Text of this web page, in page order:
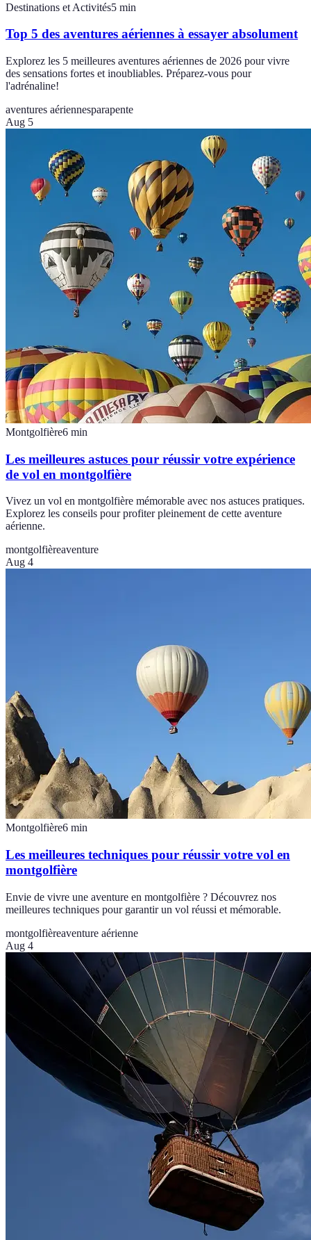
Destinations et Activités5 min
Top 5 des aventures aériennes à essayer absolument
Explorez les 5 meilleures aventures aériennes de 2026 pour vivre
des sensations fortes et inoubliables. Préparez-vous pour
l'adrénaline!
aventures aériennesparapente
Aug 5
Montgolfière6 min
Les meilleures astuces pour réussir votre expérience
de vol en montgolfière
Vivez un vol en montgolfière mémorable avec nos astuces pratiques.
Explorez les conseils pour profiter pleinement de cette aventure
aérienne.
montgolfièreaventure
Aug 4
Montgolfière6 min
Les meilleures techniques pour réussir votre vol en
montgolfière
Envie de vivre une aventure en montgolfière ? Découvrez nos
meilleures techniques pour garantir un vol réussi et mémorable.
montgolfièreaventure aérienne
Aug 4